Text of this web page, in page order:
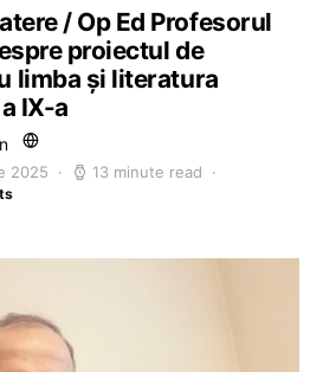
/ Op Ed Profesorul
proiectul de
limba și literatura
IX-a
2025 13 minute read